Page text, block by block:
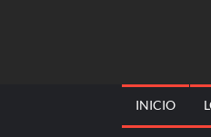
INICIO